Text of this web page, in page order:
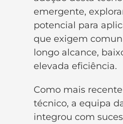
emergente,
potencial para
que exigem
longo alcance,
elevada eficiência.
Como mais
técnico, a equipa
integrou com